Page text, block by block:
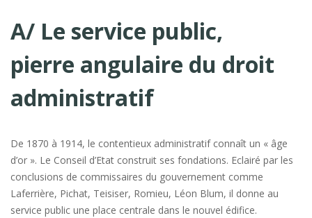
A/ Le service public,
pierre angulaire du droit
administratif
De 1870 à 1914, le contentieux administratif connaît un « âge
d’or ». Le Conseil d’Etat construit ses fondations. Eclairé par les
conclusions de commissaires du gouvernement comme
Laferrière, Pichat, Teisiser, Romieu, Léon Blum, il donne au
service public une place centrale dans le nouvel édifice.